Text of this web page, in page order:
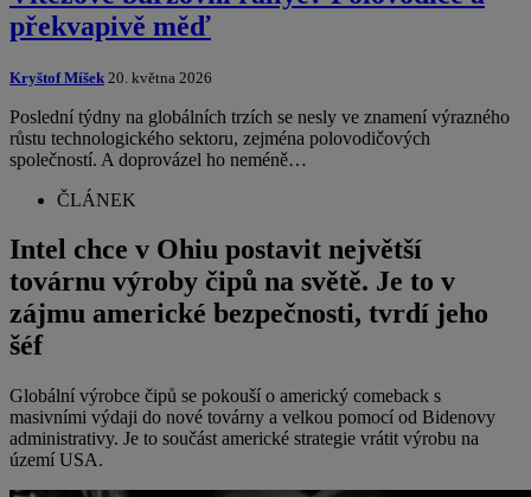
překvapivě měď
Kryštof Míšek 20. května 2026
Poslední týdny na globálních trzích se nesly ve znamení výrazného
růstu technologického sektoru, zejména polovodičových
společností. A doprovázel ho neméně…
ČLÁNEK
Intel chce v Ohiu postavit největší
továrnu výroby čipů na světě. Je to v
zájmu americké bezpečnosti, tvrdí jeho
šéf
Globální výrobce čipů se pokouší o americký comeback s
masivními výdaji do nové továrny a velkou pomocí od Bidenovy
administrativy. Je to součást americké strategie vrátit výrobu na
území USA.